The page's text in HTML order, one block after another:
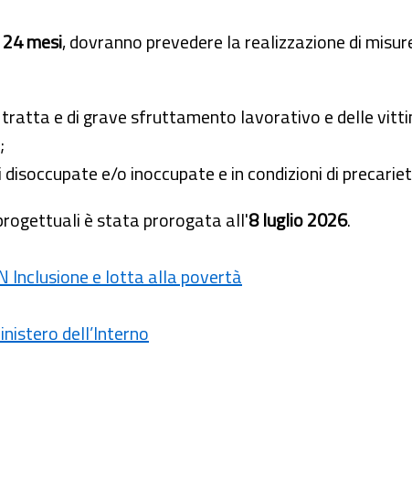
24 mesi, dovranno prevedere la realizzazione di
e di grave sfruttamento lavorativo e delle
e/o inoccupate e in condizioni di
è stata prorogata all'8 luglio 2026.
Inclusione e lotta alla povertà
dell’Interno